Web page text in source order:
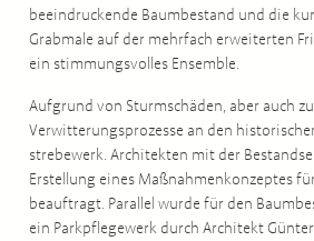
beeindruckende Baumbestand und die
Grabmale auf der mehrfach erweiterten
ein stimmungsvolles Ensemble.
Aufgrund von Sturmschäden, aber auch
Verwitterungsprozesse an den
strebewerk. Architekten mit der
Erstellung eines Maßnahmenkonzeptes
beauftragt. Parallel wurde für den
ein Parkpflegewerk durch Architekt